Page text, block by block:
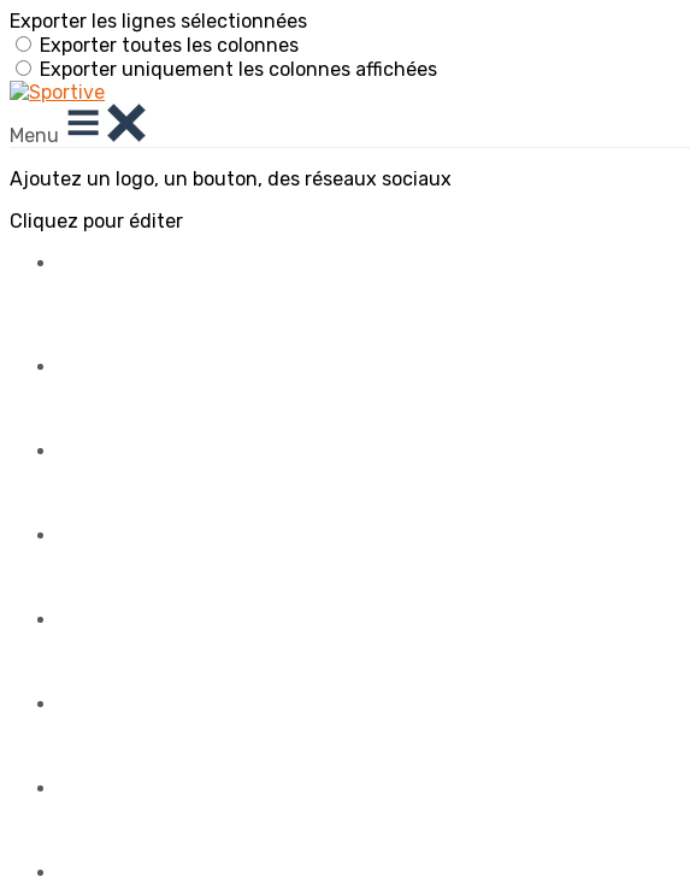
Exporter les lignes sélectionnées
Exporter toutes les colonnes
Exporter uniquement les colonnes affichées
Menu
Ajoutez un logo, un bouton, des réseaux sociaux
Cliquez pour éditer